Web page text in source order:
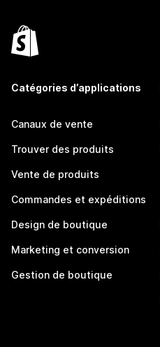
Catégories d’applications
Canaux de vente
Trouver des produits
Vente de produits
Commandes et expéditions
Design de boutique
Marketing et conversion
Gestion de boutique